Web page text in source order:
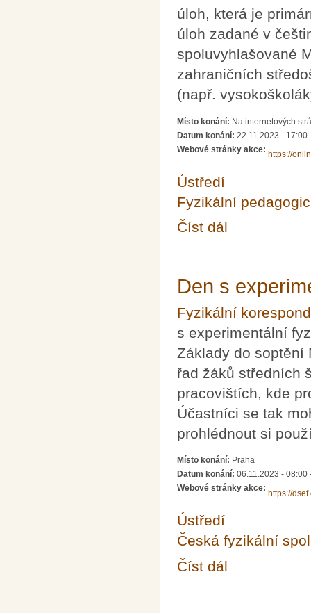
úloh, která je
úloh zadané v
spoluvyhlašované
zahraničních
(např.
Místo konání: Na internetových
Datum konání: 22.11.2023 - 17:00
Webové stránky akce:
https://
Ústředí
Fyzikální
Číst dál
Den s
Fyzikální
s experimentální
Základy do soptění
řad žáků středních
pracovištích, kde
Účastníci se tak
prohlédnout si
Místo konání: Praha
Datum konání: 06.11.2023 - 08:00
Webové stránky akce:
https://
Ústředí
Česká fyzikální
Číst dál